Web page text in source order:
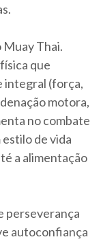
Muay Thai.
que
integral (força,
motora,
no combate
de vida
a alimentação
perseverança
autoconfiança